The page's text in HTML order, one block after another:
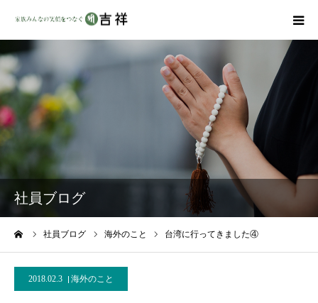
社員ブログ
社員ブログ 海外のこと 台湾に行ってきました④
2018.02.3 海外のこと
商品ラインナップ
墓地・霊園を探す
吉祥の特徴